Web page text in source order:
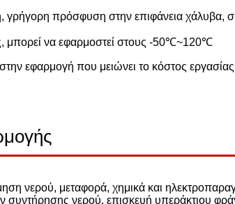
γρήγορη πρόσφυση στην επιφάνεια
μπορεί να εφαρμοστεί στους -50℃~120℃
εφαρμογή που μειώνει το κόστος
νερού, μεταφορά, χημικά και
συντήρησης νερού, επισκευή υπεράκτιου